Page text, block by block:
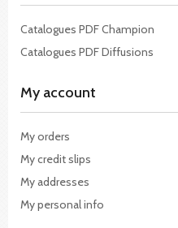
Catalogues PDF Champion
Catalogues PDF Diffusions
My account
My orders
My credit slips
My addresses
My personal info